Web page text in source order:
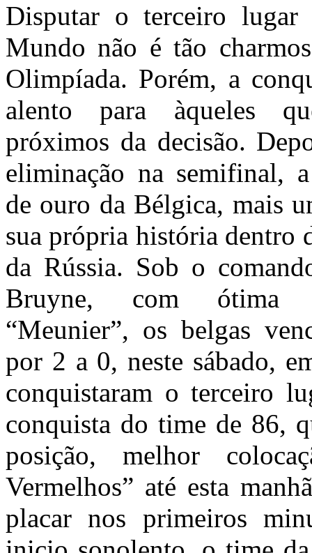
Disputar o terceiro
Mundo não é tão
Olimpíada. Porém, a
alento para àqueles
próximos da decisão.
eliminação na semifinal,
de ouro da Bélgica, mais
sua própria história dentro
da Rússia. Sob o
Bruyne, com ótima
“Meunier”, os belgas
por 2 a 0, neste sábado,
conquistaram o terceiro
conquista do time de 86,
posição, melhor
Vermelhos” até esta
placar nos primeiros